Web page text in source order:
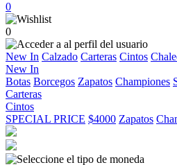
0
0
New In Calzado Carteras Cintos
New In
Botas Borcegos Zapatos Championes
Carteras
Cintos
SPECIAL PRICE $4000 Zapatos